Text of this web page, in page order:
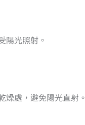
陽光照射。
燥處，避免陽光直射。